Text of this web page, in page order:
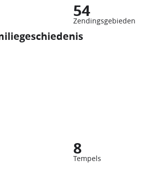
54
Zendingsgebieden
8
Tempels